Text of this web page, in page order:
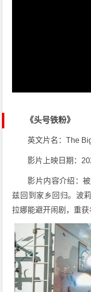
《头号铁粉》
英文片名：The
影片上映日期：
影片内容介绍：
兹回到家乡回归。波
拉娜能避开闹剧，重获